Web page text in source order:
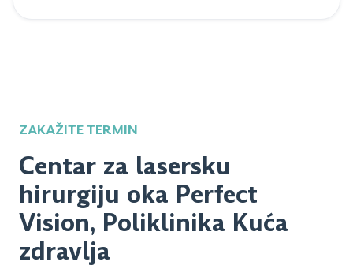
ZAKAŽITE TERMIN
Centar za lasersku
hirurgiju oka Perfect
Vision, Poliklinika Kuća
zdravlja